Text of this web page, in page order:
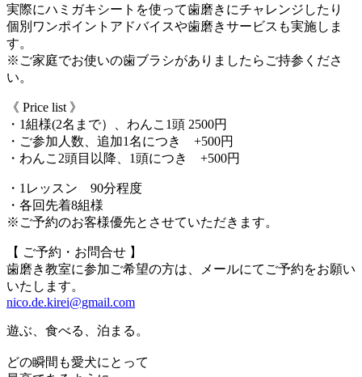
実際にハミガキシートを使って歯磨きにチャレンジしたり
個別ワンポイントアドバイスや歯磨きサービスも実施しま
す。
※ご家庭でお使いの歯ブラシがありましたらご持参くださ
い。
《 Price list 》
・1組様(2名まで）、わんこ1頭 2500円
・ご参加人数、追加1名につき +500円
・わんこ2頭目以降、1頭につき +500円
・1レッスン 90分程度
・各回先着8組様
※ご予約のお客様優先とさせていただきます。
【 ご予約・お問合せ 】
歯磨き教室に参加ご希望の方は、メールにてご予約をお願い
いたします。
nico.de.kirei@gmail.com
遊ぶ、食べる、泊まる。
どの瞬間も愛犬にとって